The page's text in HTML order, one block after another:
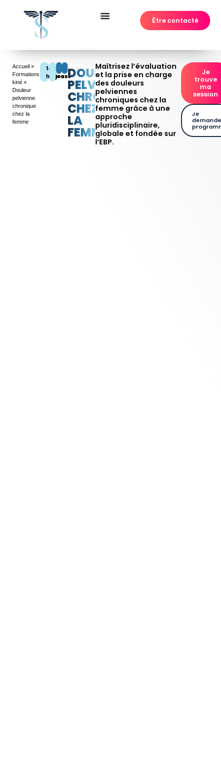
Être contacté
Accueil »
Formations
kiné »
Douleur
pelvienne
chronique
chez la
femme
14
heures
2
jours
DPC
FIFPL
DOULEUR
PELVIENNE
CHRONIQUE
CHEZ
LA
FEMME
Maîtrisez l’évaluation
et la prise en charge
des douleurs
pelviennes
chroniques chez la
femme grâce à une
approche
pluridisciplinaire,
globale et fondée sur
l’EBP.
Je
trouve
ma
session
Je